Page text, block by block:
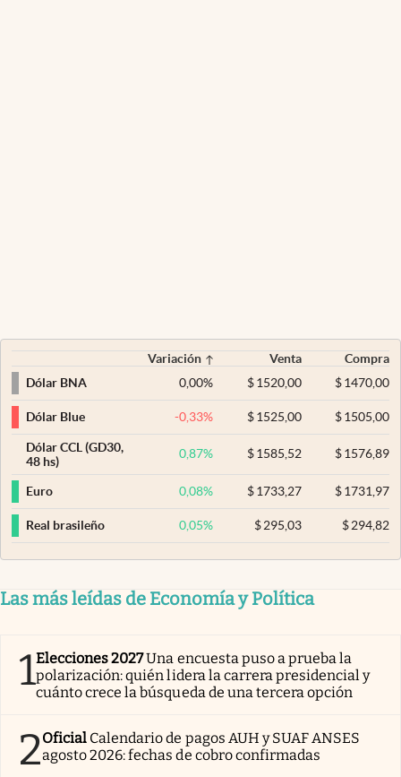
Variación Venta
Compra
Dólar BNA
0,00% $ 1520,00 $1470,00
Dólar Blue -0,33% $ 1525,00 $1505,00
Dólar CCL (GD30,
48 hs)
0,87% $ 1585,52 $1576,89
Euro 0,08% $ 1733,27 $1731,97
Real brasileño 0,05% $ 295,03 $294,82
Las más leídas de Economía y Política
1Elecciones 2027Una encuesta puso a prueba la
polarización: quién lidera la carrera presidencial y
cuánto crece la búsqueda de una tercera opción
2Oficial Calendario de pagos AUH y SUAF ANSES
agosto 2026: fechas de cobro confirmadas